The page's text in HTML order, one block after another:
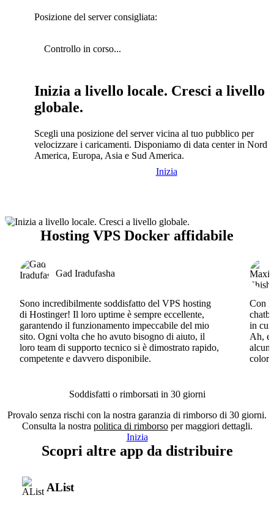
Posizione del server consigliata:
Controllo in corso...
Inizia a livello locale. Cresci a livello
globale.
Scegli una posizione del server vicina al tuo pubblico per
velocizzare i caricamenti. Disponiamo di data center in Nord
America, Europa, Asia e Sud America.
Inizia
Hosting VPS Docker affidabile
Gad Iradufasha
Sono incredibilmente soddisfatto del VPS hosting
di Hostinger! Il loro uptime è sempre eccellente,
garantendo il funzionamento impeccabile del mio
sito. Ogni volta che ho avuto bisogno di aiuto, il
loro team di supporto tecnico si è dimostrato rapido,
competente e davvero disponibile.
Con
in cui
Ah, e
alcun
Soddisfatti o rimborsati in 30 giorni
Provalo senza rischi con la nostra garanzia di rimborso di 30 giorni.
Consulta la nostra politica di rimborsoper maggiori dettagli.
Inizia
Scopri altre app da distribuire
AList